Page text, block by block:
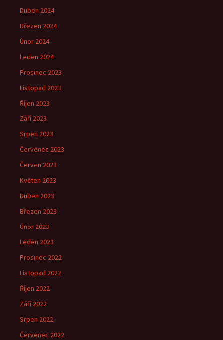
Duben 2024
Březen 2024
Únor 2024
Leden 2024
Prosinec 2023
Listopad 2023
Říjen 2023
Září 2023
Srpen 2023
Červenec 2023
Červen 2023
Květen 2023
Duben 2023
Březen 2023
Únor 2023
Leden 2023
Prosinec 2022
Listopad 2022
Říjen 2022
Září 2022
Srpen 2022
Červenec 2022